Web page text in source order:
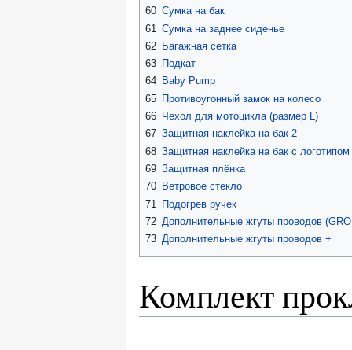
60 Сумка на бак
61 Сумка на заднее сиденье
62 Багажная сетка
63 Подкат
64 Baby Pump
65 Противоугонный замок на колесо
66 Чехол для мотоцикла (размер L)
67 Защитная наклейка на бак 2
68 Защитная наклейка на бак с логотипом
69 Защитная плёнка
70 Ветровое стекло
71
Подогрев ручек
72 Дополнительные жгуты проводов
73 Дополнительные жгуты проводов +
Комплект